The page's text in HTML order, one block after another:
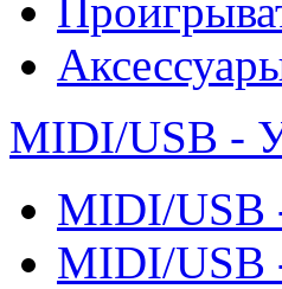
MIDI/USB -
MIDI/USB
MIDI/USB